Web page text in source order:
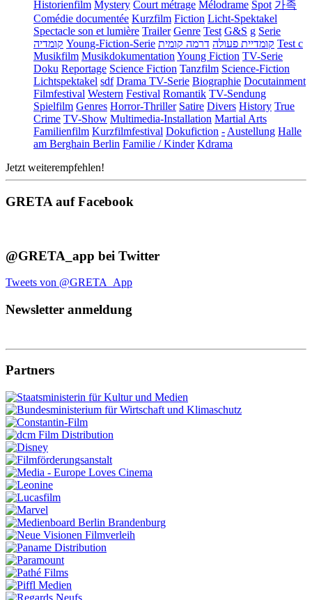
Historienfilm Mystery Court métrage Mélodrame Spot 가족
Comédie documentée Kurzfilm Fiction Licht-Spektakel
Spectacle son et lumière Trailer Genre Test G&S g Serie
קומדיה Young-Fiction-Serie קומדיית פעולה דרמה קומית
Test c
Musikfilm MusikdokumentationYoung Fiction TV-Serie
Doku Reportage Science Fiction Tanzfilm Science-Fiction
Lichtspektakel sdf Drama TV-Serie Biographie Docutainment
Filmfestival Western Festival Romantik TV-Sendung
Spielfilm Genres Horror-Thriller Satire Divers History True
Crime TV-Show Multimedia-Installation Martial Arts
Familienfilm Kurzfilmfestival Dokufiction -Austellung Halle
am Berghain Berlin Familie / Kinder Kdrama
Jetzt weiterempfehlen!
GRETA auf Facebook
@GRETA_app bei Twitter
Tweets von @GRETA_App
Newsletter anmeldung
Partners